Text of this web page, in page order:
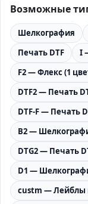
Возможные
Шелкография
Печать DTF
I
F2 — Флекс (1
DTF2 — Печать
DTF-F — Печать
B2 —
DTG2 — Печать
D1 —
custm — Лейблы